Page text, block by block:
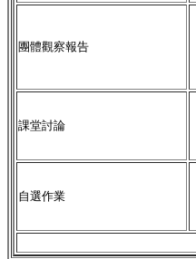
團體觀察報告
課堂討論
自選作業